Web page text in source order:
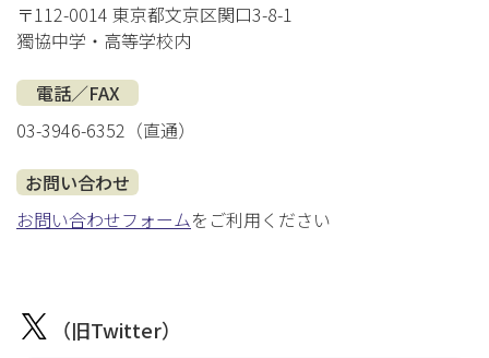
〒112-0014 東京都文京区関口3-8-1
獨協中学・高等学校内
電話／FAX
03-3946-6352（直通）
お問い合わせ
お問い合わせフォームをご利用ください
（旧Twitter）